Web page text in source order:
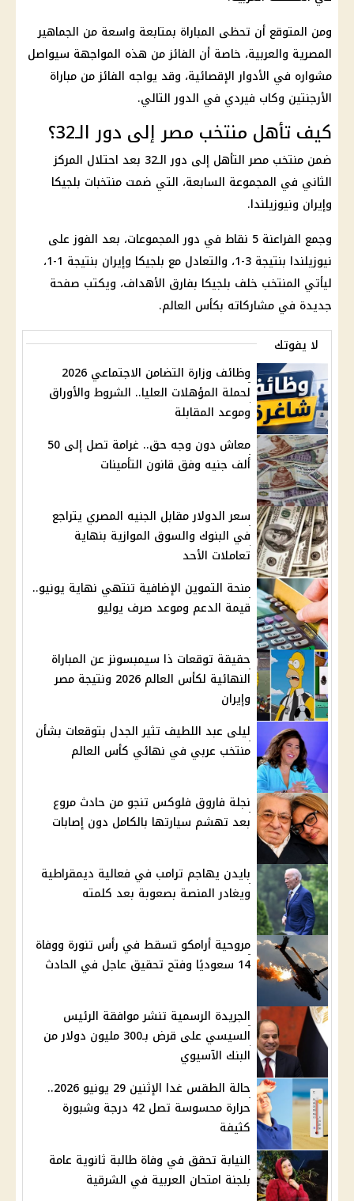
ومن المتوقع أن تحظى المباراة بمتابعة واسعة من الجماهير
المصرية والعربية، خاصة أن الفائز من هذه المواجهة سيواصل
مشواره في الأدوار الإقصائية، وقد يواجه الفائز من مباراة
الأرجنتين وكاب فيردي في الدور التالي.
كيف تأهل منتخب مصر إلى دور الـ32؟
ضمن منتخب مصر
التأهل إلى دور الـ32 بعد احتلال المركز
الثاني في المجموعة السابعة، التي ضمت منتخبات بلجيكا
وإيران ونيوزيلندا.
وجمع الفراعنة 5 نقاط في دور المجموعات، بعد الفوز على
نيوزيلندا بنتيجة 3-1، والتعادل مع بلجيكا وإيران بنتيجة 1-1،
ليأتي المنتخب خلف بلجيكا بفارق الأهداف، ويكتب صفحة
جديدة في مشاركاته بكأس العالم.
لا يفوتك
وظائف وزارة التضامن الاجتماعي 2026
لحملة المؤهلات العليا.. الشروط والأوراق
وموعد المقابلة
معاش دون وجه حق.. غرامة تصل إلى 50
ألف جنيه وفق قانون التأمينات
سعر الدولار مقابل الجنيه المصري يتراجع
في البنوك والسوق الموازية بنهاية
تعاملات الأحد
منحة التموين الإضافية تنتهي نهاية يونيو..
قيمة الدعم وموعد صرف يوليو
حقيقة توقعات ذا سيمبسونز عن المباراة
النهائية لكأس العالم 2026 ونتيجة مصر
وإيران
ليلى عبد اللطيف تثير الجدل بتوقعات بشأن
منتخب عربي في نهائي كأس العالم
نجلة فاروق فلوكس تنجو من حادث مروع
بعد تهشم سيارتها بالكامل دون إصابات
بايدن يهاجم ترامب في فعالية ديمقراطية
ويغادر المنصة بصعوبة بعد كلمته
مروحية أرامكو تسقط في رأس تنورة ووفاة
14 سعوديًا وفتح تحقيق عاجل في الحادث
الجريدة الرسمية تنشر موافقة الرئيس
السيسي على قرض بـ300 مليون دولار من
البنك الآسيوي
حالة الطقس غدا الإثنين 29 يونيو 2026..
حرارة محسوسة تصل 42 درجة وشبورة
كثيفة
النيابة تحقق في وفاة طالبة ثانوية عامة
بلجنة امتحان العربية في الشرقية